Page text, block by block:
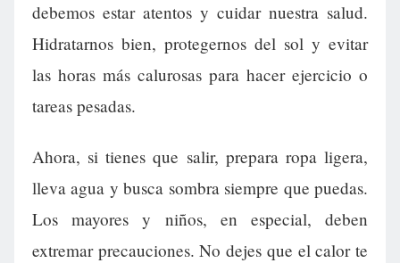
debemos estar atentos y cuidar nuestra salud.
Hidratarnos bien, protegernos del sol y evitar
las horas más calurosas para hacer ejercicio o
tareas pesadas.
Ahora, si tienes que salir, prepara ropa ligera,
lleva agua y busca sombra siempre que puedas.
Los mayores y niños, en especial, deben
extremar precauciones. No dejes que el calor te